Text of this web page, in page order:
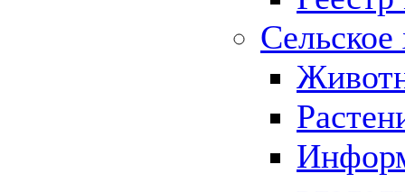
Сельское